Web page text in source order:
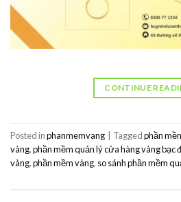
CONTINUE
Posted inphanmemvang Taggedphần
vàng,phần mềm quản lý cửa hàng vàng bạc
vàng,phần mềm vàng, so sánh phần mềm